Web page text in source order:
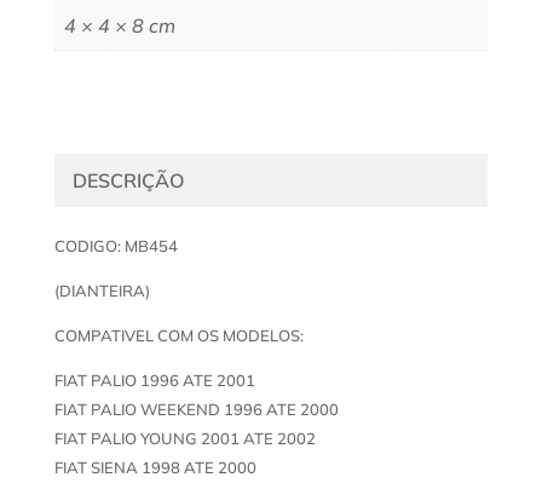
4 × 4 × 8 cm
DESCRIÇÃO
CODIGO: MB454
(DIANTEIRA)
COMPATIVEL COM OS MODELOS:
FIAT PALIO 1996 ATE 2001
FIAT PALIO WEEKEND 1996 ATE 2000
FIAT PALIO YOUNG 2001 ATE 2002
FIAT SIENA 1998 ATE 2000